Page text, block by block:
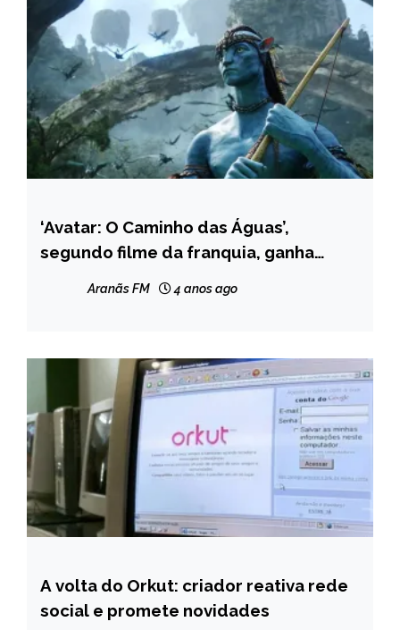
ENTRETENIMENTO
‘Avatar: O Caminho das Águas’,
segundo filme da franquia, ganha
primeiro teaser; assista
Aranãs FM 4 anos ago
ENTRETENIMENTO
A volta do Orkut: criador reativa rede
social e promete novidades